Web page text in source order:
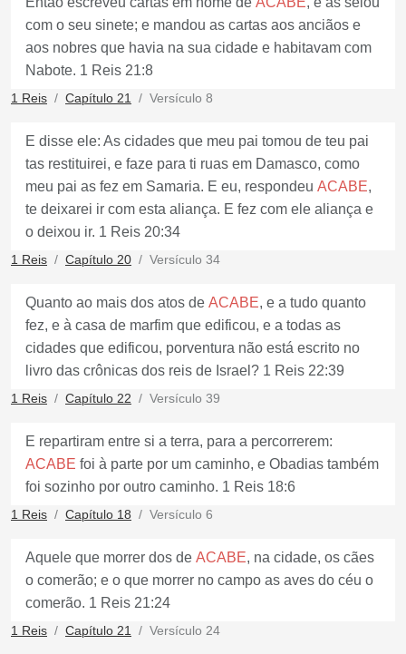
com o seu sinete; e mandou as cartas aos anciãos e
aos nobres que havia na sua cidade e habitavam com
Nabote. 1 Reis 21:8
1 Reis Capítulo 21 Versículo 8
E disse ele: As cidades que meu pai tomou de teu pai
tas restituirei, e faze para ti ruas em Damasco, como
meu pai as fez em Samaria. E eu, respondeu ACABE,
te deixarei ir com esta aliança. E fez com ele aliança e
o deixou ir. 1 Reis 20:34
1 Reis Capítulo 20 Versículo 34
Quanto ao mais dos atos de ACABE, e a tudo quanto
fez, e à casa de marfim que edificou, e a todas as
cidades que edificou, porventura não está escrito no
livro das crônicas dos reis de Israel? 1 Reis 22:39
1 Reis Capítulo 22 Versículo 39
E repartiram entre si a terra, para a percorrerem:
ACABE foi à parte por um caminho, e Obadias também
foi sozinho por outro caminho. 1 Reis 18:6
1 Reis Capítulo 18 Versículo 6
Aquele que morrer dos de ACABE, na cidade, os cães
o comerão; e o que morrer no campo as aves do céu o
comerão. 1 Reis 21:24
1 Reis Capítulo 21 Versículo 24